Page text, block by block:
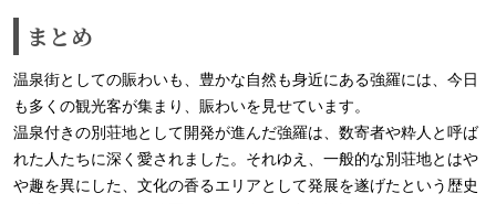
まとめ
温泉街としての賑わいも、豊かな自然も身近にある強羅には、今日
も多くの観光客が集まり、賑わいを見せています。
温泉付きの別荘地として開発が進んだ強羅は、数寄者や粋人と呼ば
れた人たちに深く愛されました。それゆえ、一般的な別荘地とはや
や趣を異にした、文化の香るエリアとして発展を遂げたという歴史